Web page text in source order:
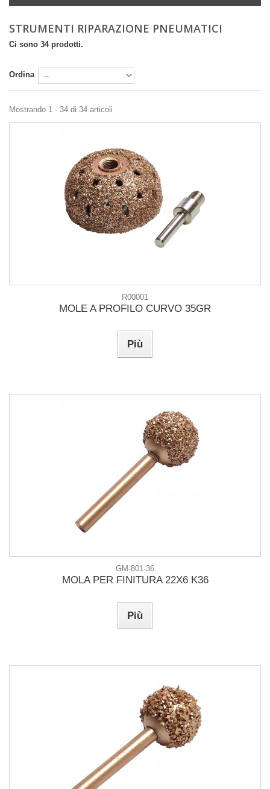
STRUMENTI RIPARAZIONE PNEUMATICI
Ci sono 34 prodotti.
Ordina
Mostrando 1 - 34 di 34 articoli
R00001
MOLE A PROFILO CURVO 35GR
Più
GM-801-36
MOLA PER FINITURA 22X6 K36
Più